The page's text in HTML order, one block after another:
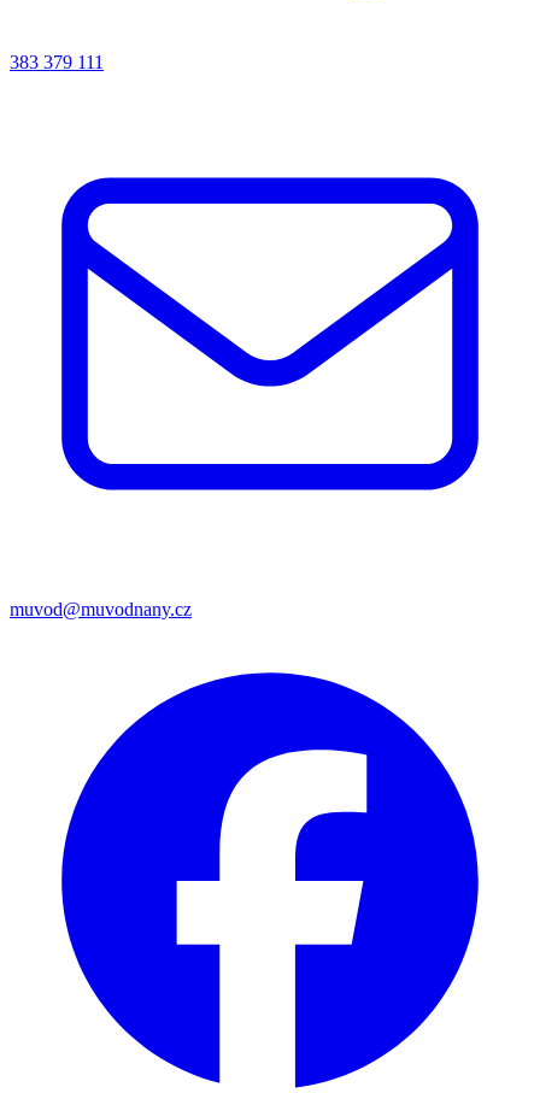
383 379 111
muvod@muvodnany.cz